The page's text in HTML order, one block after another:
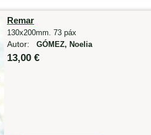
Remar
130x200mm. 73 páx
Autor: GÓMEZ, Noelia
13,00 €